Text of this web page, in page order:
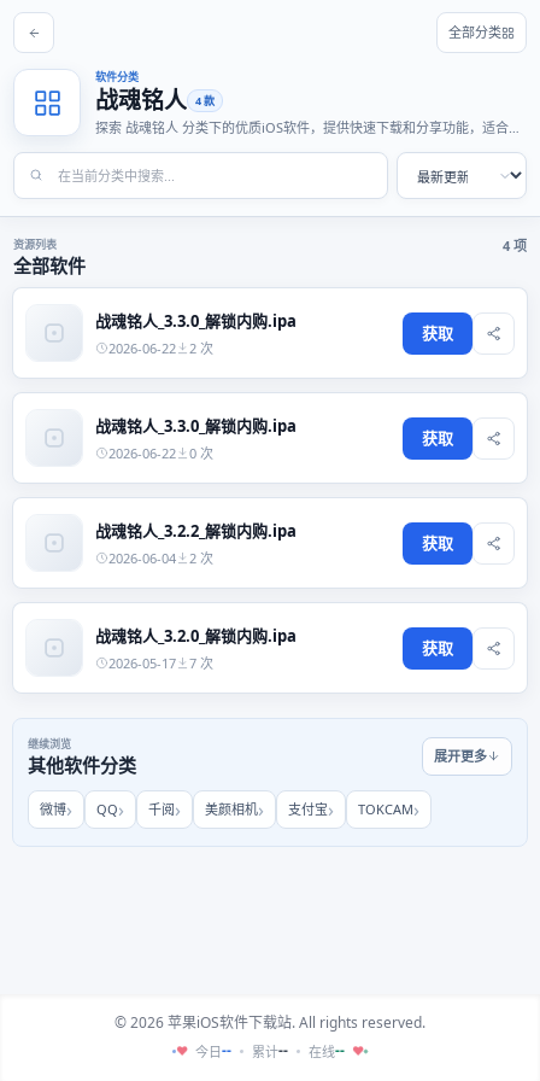
全部分类
软件分类
战魂铭人 4 款
探索 战魂铭人 分类下的优质iOS软件，提供快速下载和分享功能，适合各
资源列表
全部软件
4 项
战魂铭人_3.3.0_解锁内购.ipa
2026-06-22 2 次
获取
战魂铭人_3.3.0_解锁内购.ipa
2026-06-22 0 次
获取
战魂铭人_3.2.2_解锁内购.ipa
2026-06-04 2 次
获取
战魂铭人_3.2.0_解锁内购.ipa
2026-05-17 7 次
获取
继续浏览
其他软件分类 展开更多
微博 QQ 千阅 美颜相机 支付宝 TOKCAM
© 2026 苹果iOS软件下载站. All rights reserved.
♥ 今日-- 累计-- 在线-- ♥